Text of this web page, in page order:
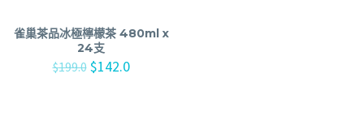
雀巢茶品冰極檸檬茶 480ml x
24支
$199.0 $142.0